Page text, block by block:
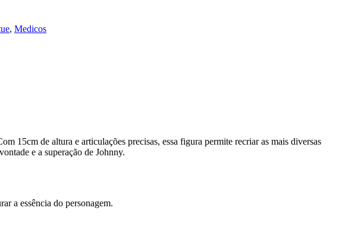
, Medicos
15cm de altura e articulações precisas, essa figura permite recriar as mais diversas
e a superação de Johnny.
a essência do personagem.